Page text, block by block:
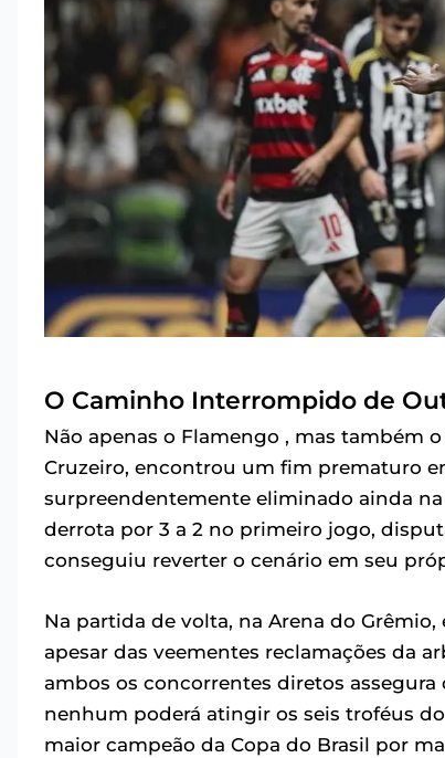
O Caminho Interrompido de
Não apenas o Flamengo , mas também
Cruzeiro, encontrou um fim prematuro
surpreendentemente eliminado ainda
derrota por 3 a 2 no primeiro jogo,
conseguiu reverter o cenário em seu
Na partida de volta, na Arena do
apesar das veementes reclamações da
ambos os concorrentes diretos
nenhum poderá atingir os seis troféus
maior campeão da Copa do Brasil por